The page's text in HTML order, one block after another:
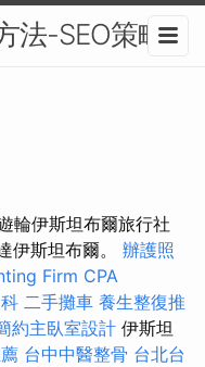
法-SEO策略
輪伊斯坦布爾旅行社
伊斯坦布爾。 辦護照
Firm CPA
二手攤車 養生整復推
約主臥室設計 伊斯坦
台中中醫整骨 台北台